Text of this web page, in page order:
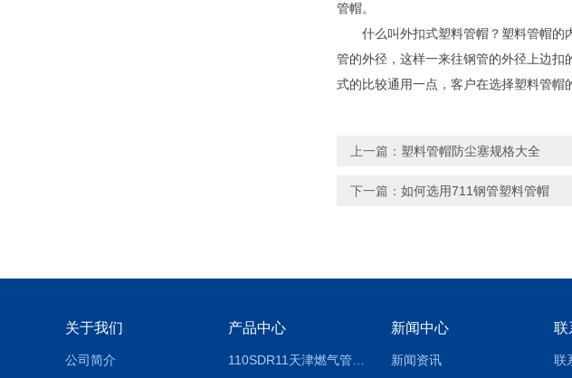
管帽。
什么叫外扣式塑料管帽？塑料管帽的内
管的外径，这样一来往钢管的外径上边
式的比较通用一点，客户在选择塑料管帽
上一篇： 塑料管帽防尘塞规格大全
下一篇： 如何选用711钢管塑料管帽
关于我们
公司简介
产品中心 新闻中心
新闻资讯
联
联